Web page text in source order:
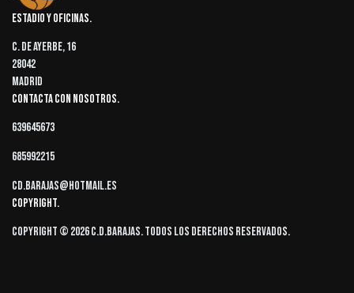
Estadio y oficinas
C. de Ayerbe, 16
28042
Madrid
Contacta con nosotros
639645673
685992215
cd.barajas@hotmail.es
Copyright
Copyright © 2026 C.D.Barajas. Todos los derechos reservados.